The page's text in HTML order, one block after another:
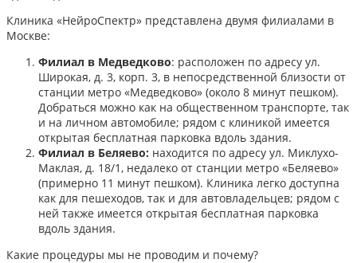
Клиника «НейроСпектр» представлена двумя филиалами в
Москве:​
Филиал в Медведково: расположен по адресу ул.
Широкая, д. 3, корп. 3, в непосредственной близости от
станции метро «Медведково» (около 8 минут пешком).
Добраться можно как на общественном транспорте, так
и на личном автомобиле; рядом с клиникой имеется
открытая бесплатная парковка вдоль здания.
Филиал в Беляево: находится по адресу ул. Миклухо-
Маклая, д. 18/1, недалеко от станции метро «Беляево»
(примерно 11 минут пешком). Клиника легко доступна
как для пешеходов, так и для автовладельцев; рядом с
ней также имеется открытая бесплатная парковка
вдоль здания.
Какие процедуры мы не проводим и почему?